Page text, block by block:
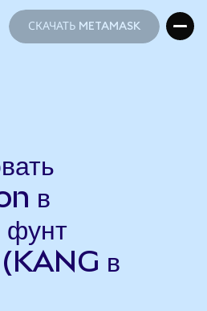
СКАЧАТЬ METAMASK
в
фунт
(KANG в